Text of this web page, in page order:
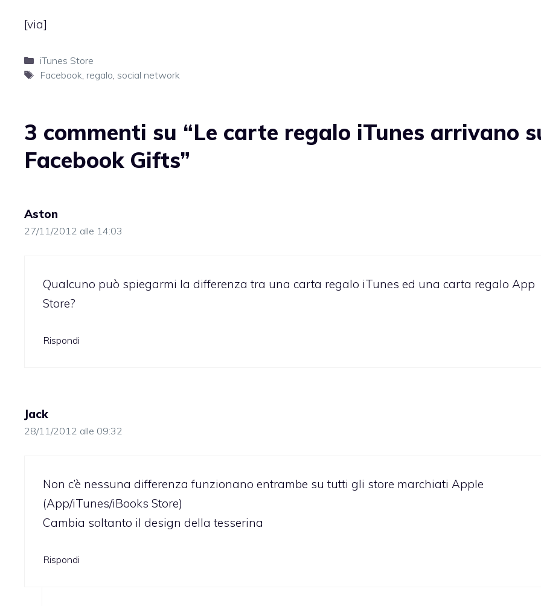
[via]
Categorie
iTunes Store
Tag
Facebook, regalo, social network
3 commenti su “Le carte regalo iTunes arrivano
Facebook Gifts”
Aston
27/11/2012 alle 14:03
Qualcuno può spiegarmi la differenza tra una carta regalo iTunes ed una carta regalo App
Store?
Rispondi
Jack
28/11/2012 alle 09:32
Non c’è nessuna differenza funzionano entrambe su tutti gli store marchiati Apple
(App/iTunes/iBooks Store)
Cambia soltanto il design della tesserina
Rispondi